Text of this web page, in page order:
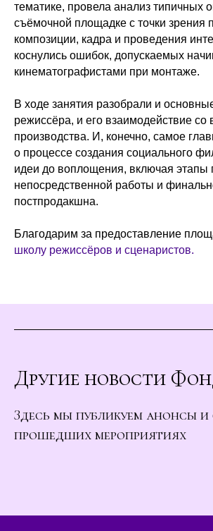
тематике, провела анализ типичных
съёмочной площадке с точки зрения
композиции, кадра и проведения
коснулись ошибок, допускаемых
кинематографистами при монтаже.
В ходе занятия разобрали и
режиссёра, и его взаимодействие со
производства. И, конечно, самое
о процессе создания социального
идеи до воплощения, включая этапы
непосредственной работы и
постпродакшна.
Благодарим за предоставление
школу режиссёров и сценаристов.
Другие новости
Здесь мы публикуем анонсы и
прошедших мероприятиях